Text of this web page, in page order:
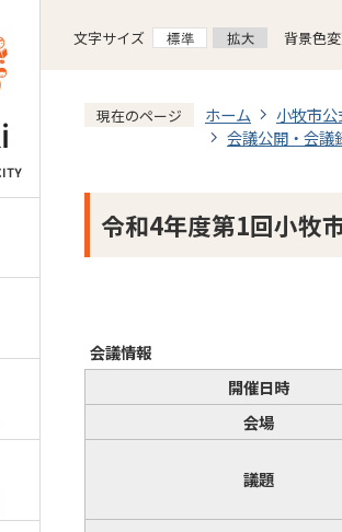
文字サイズ 背景色
現在のページ ホーム 小牧市
会議公開・会議
令和4年度第1回小牧
会議情報
開催日時
会場
議題